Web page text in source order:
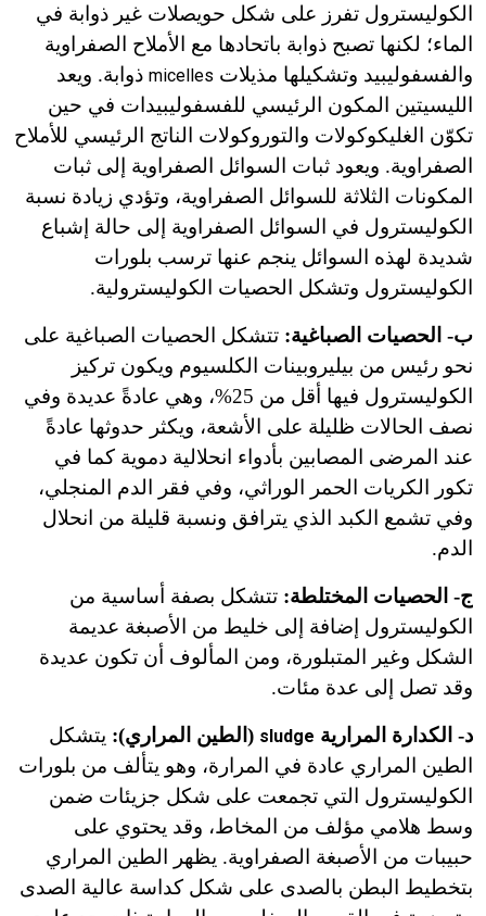
الكوليسترول تفرز على شكل حويصلات غير ذوابة في
الماء؛ لكنها تصبح ذوابة باتحادها مع الأملاح الصفراوية
والفسفوليبيد وتشكيلها مذيلات micelles ذوابة. ويعد
الليسيتين المكون الرئيسي للفسفوليبيدات في حين
تكوّن الغليكوكولات والتوروكولات الناتج الرئيسي للأملاح
الصفراوية. ويعود ثبات السوائل الصفراوية إلى ثبات
المكونات الثلاثة للسوائل الصفراوية، وتؤدي زيادة نسبة
الكوليسترول في السوائل الصفراوية إلى حالة إشباع
شديدة لهذه السوائل ينجم عنها ترسب بلورات
الكوليسترول وتشكل الحصيات الكوليسترولية.
ب- الحصيات الصباغية: تتشكل الحصيات الصباغية على
نحو رئيس من بيليروبينات الكلسيوم ويكون تركيز
الكوليسترول فيها أقل من 25%، وهي عادةً عديدة وفي
نصف الحالات ظليلة على الأشعة، ويكثر حدوثها عادةً
عند المرضى المصابين بأدواء انحلالية دموية كما في
تكور الكريات الحمر الوراثي، وفي فقر الدم المنجلي،
وفي تشمع الكبد الذي يترافق ونسبة قليلة من انحلال
الدم.
ج- الحصيات المختلطة: تتشكل بصفة أساسية من
الكوليسترول إضافة إلى خليط من الأصبغة عديمة
الشكل وغير المتبلورة، ومن المألوف أن تكون عديدة
وقد تصل إلى عدة مئات.
د- الكدارة المرارية sludge (الطين المراري): يتشكل
الطين المراري عادة في المرارة، وهو يتألف من بلورات
الكوليسترول التي تجمعت على شكل جزيئات ضمن
وسط هلامي مؤلف من المخاط، وقد يحتوي على
حبيبات من الأصبغة الصفراوية. يظهر الطين المراري
بتخطيط البطن بالصدى على شكل كداسة عالية الصدى